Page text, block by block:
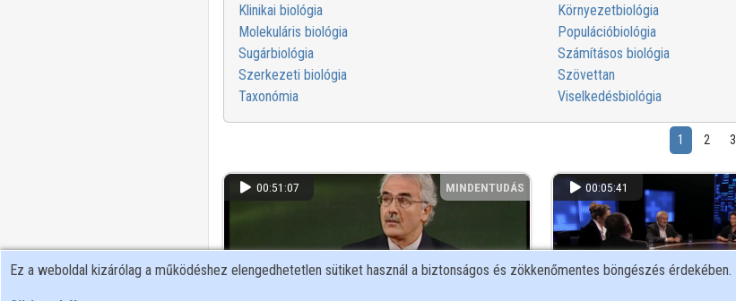
Klinikai biológia
Környezetbiológia
Molekuláris biológia
Populációbiológia
Sugárbiológia
Számításos biológia
Szerkezeti biológia
Szövettan
Taxonómia
Viselkedésbiológia
1 2 3
00:51:07 MINDENTUDÁS 00:05:41
Ez a weboldal kizárólag a működéshez elengedhetetlen sütiket használ a biztonságos és zökkenőmentes böngészés érdekében.